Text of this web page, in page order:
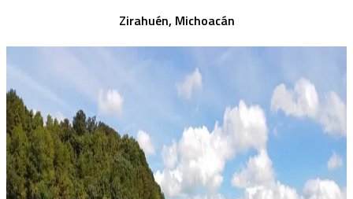
Zirahuén, Michoacán